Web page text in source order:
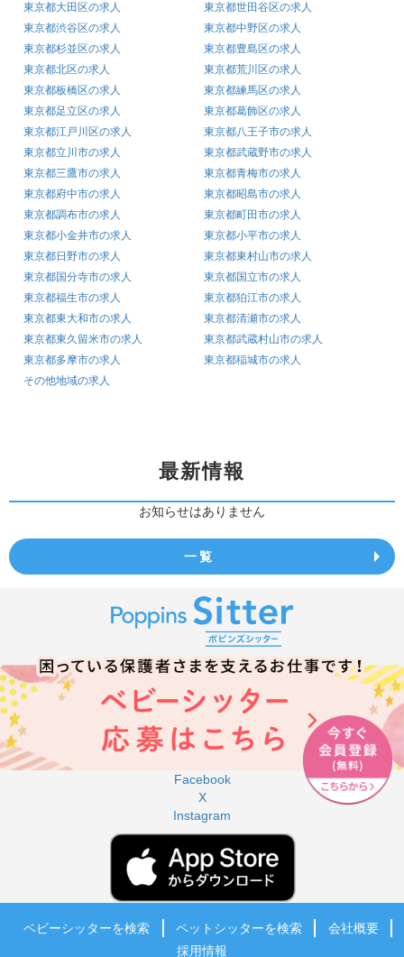
東京都大田区の求人
東京都世田谷区の求人
東京都渋谷区の求人
東京都中野区の求人
東京都杉並区の求人
東京都豊島区の求人
東京都北区の求人
東京都荒川区の求人
東京都板橋区の求人
東京都練馬区の求人
東京都足立区の求人
東京都葛飾区の求人
東京都江戸川区の求人
東京都八王子市の求人
東京都立川市の求人
東京都武蔵野市の求人
東京都三鷹市の求人
東京都青梅市の求人
東京都府中市の求人
東京都昭島市の求人
東京都調布市の求人
東京都町田市の求人
東京都小金井市の求人
東京都小平市の求人
東京都日野市の求人
東京都東村山市の求人
東京都国分寺市の求人
東京都国立市の求人
東京都福生市の求人
東京都狛江市の求人
東京都東大和市の求人
東京都清瀬市の求人
東京都東久留米市の求人
東京都武蔵村山市の求人
東京都多摩市の求人
東京都稲城市の求人
その他地域の求人
最新情報
お知らせはありません
一覧
Facebook
X
Instagram
ベビーシッターを検索 ペットシッターを検索
会社概要
採用情報